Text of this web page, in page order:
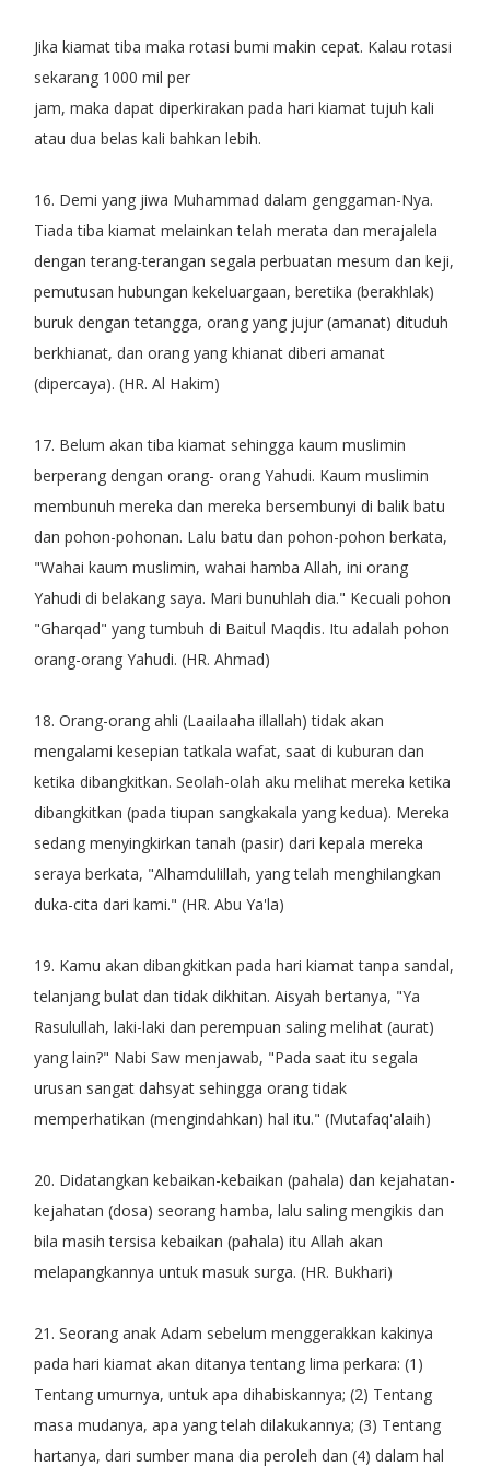
Jika kiamat tiba maka rotasi bumi makin cepat. Kalau rotasi
sekarang 1000 mil per
jam, maka dapat diperkirakan pada hari kiamat tujuh kali
atau dua belas kali bahkan lebih.
16. Demi yang jiwa Muhammad dalam genggaman-Nya.
Tiada tiba kiamat melainkan telah merata dan merajalela
dengan terang-terangan segala perbuatan mesum dan keji,
pemutusan hubungan kekeluargaan, beretika (berakhlak)
buruk dengan tetangga, orang yang jujur (amanat) dituduh
berkhianat, dan orang yang khianat diberi amanat
(dipercaya). (HR. Al Hakim)
17. Belum akan tiba kiamat sehingga kaum muslimin
berperang dengan orang- orang Yahudi. Kaum muslimin
membunuh mereka dan mereka bersembunyi di balik batu
dan pohon-pohonan. Lalu batu dan pohon-pohon berkata,
"Wahai kaum muslimin, wahai hamba Allah, ini orang
Yahudi di belakang saya. Mari bunuhlah dia." Kecuali pohon
"Gharqad" yang tumbuh di Baitul Maqdis. Itu adalah pohon
orang-orang Yahudi. (HR. Ahmad)
18. Orang-orang ahli (Laailaaha illallah) tidak akan
mengalami kesepian tatkala wafat, saat di kuburan dan
ketika dibangkitkan. Seolah-olah aku melihat mereka ketika
dibangkitkan (pada tiupan sangkakala yang kedua). Mereka
sedang menyingkirkan tanah (pasir) dari kepala mereka
seraya berkata, "Alhamdulillah, yang telah menghilangkan
duka-cita dari kami." (HR. Abu Ya'la)
19. Kamu akan dibangkitkan pada hari kiamat tanpa sandal,
telanjang bulat dan tidak dikhitan. Aisyah bertanya, "Ya
Rasulullah, laki-laki dan perempuan saling melihat (aurat)
yang lain?" Nabi Saw menjawab, "Pada saat itu segala
urusan sangat dahsyat sehingga orang tidak
memperhatikan (mengindahkan) hal itu." (Mutafaq'alaih)
20. Didatangkan kebaikan-kebaikan (pahala) dan kejahatan-
kejahatan (dosa) seorang hamba, lalu saling mengikis dan
bila masih tersisa kebaikan (pahala) itu Allah akan
melapangkannya untuk masuk surga. (HR. Bukhari)
21. Seorang anak Adam sebelum menggerakkan kakinya
pada hari kiamat akan ditanya tentang lima perkara: (1)
Tentang umurnya, untuk apa dihabiskannya; (2) Tentang
masa mudanya, apa yang telah dilakukannya; (3) Tentang
hartanya, dari sumber mana dia peroleh dan (4) dalam hal